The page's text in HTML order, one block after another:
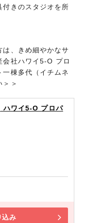
きのスタジオを所
は、きめ細やかなサ
会社ハワイ5-O プロ
棟多代（イチムネ
＞＞
ワイ5-O プロパ
込み